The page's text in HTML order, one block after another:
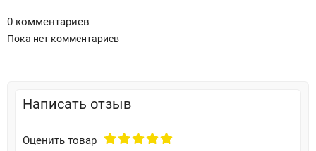
0 комментариев
Пока нет комментариев
Написать отзыв
Оценить товар